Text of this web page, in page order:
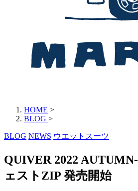
HOME >
BLOG >
BLOG NEWS ウエットスーツ
QUIVER 2022
ェストZIP 発売開始